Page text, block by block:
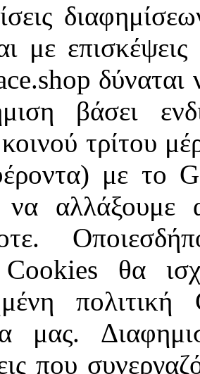
με
δύναται
βάσει
τρίτου
με το
να αλλάξουμε
Cookies θα
πολιτική
μας.
που